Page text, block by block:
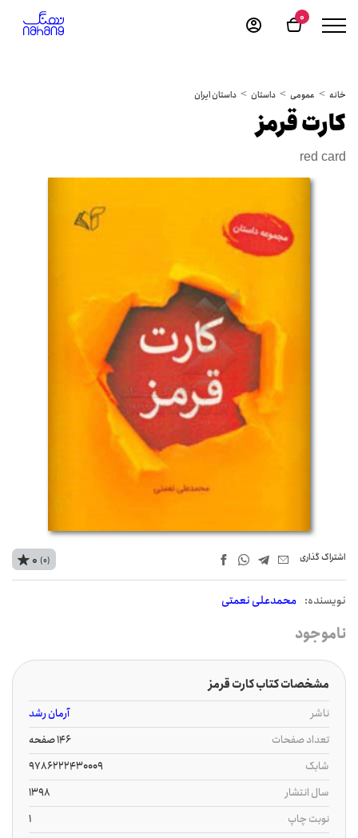
0
خانه عمومی داستان داستان ایران
کارت قرمز
red card
اشتراک‌ گذاری
نويسنده: محمدعلی نعمتی
0 (0)
ناموجود
مشخصات کتاب کارت قرمز
ناشر
آرمان رشد
تعداد صفحات
146 صفحه
شابک
9786222430009
سال انتشار
1398
نوبت چاپ
1